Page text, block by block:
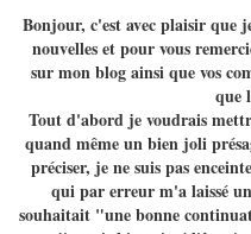
Bonjour, c'est avec plaisir que
nouvelles et pour vous
sur mon blog ainsi que vos
que
Tout d'abord je voudrais
quand même un bien joli
préciser, je ne suis pas
qui par erreur m'a laissé
souhaitait "une bonne